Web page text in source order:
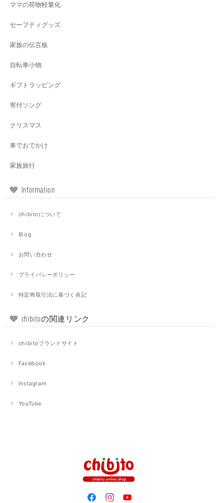
ママの荷物軽量化
セーフティグッズ
家族の伝言板
自転車小物
ギフトラッピング
寄付ソング
クリスマス
車でおでかけ
家族旅行
Information
chibitoについて
Blog
お問い合わせ
プライバシーポリシー
特定商取引法に基づく表記
chibitoの関連リンク
chibitoブランドサイト
Facebook
Instagram
YouTube